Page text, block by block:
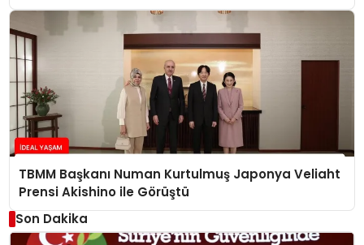
TBMM Başkanı Numan Kurtulmuş Japonya Veliaht
Prensi Akishino ile Görüştü
Son Dakika